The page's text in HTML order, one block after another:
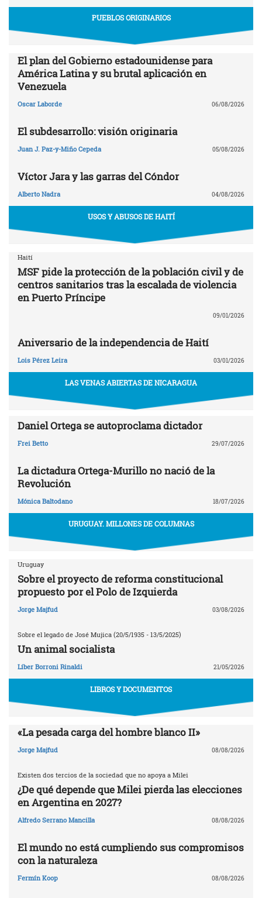
PUEBLOS ORIGINARIOS
El plan del Gobierno estadounidense para
América Latina y su brutal aplicación en
Venezuela
Oscar Laborde 06/08/2026
El subdesarrollo: visión originaria
Juan J. Paz-y-Miño Cepeda 05/08/2026
Víctor Jara y las garras del Cóndor
Alberto Nadra 04/08/2026
USOS Y ABUSOS DE HAITÍ
Haití
MSF pide la protección de la población civil y de
centros sanitarios tras la escalada de violencia
en Puerto Príncipe
09/01/2026
Aniversario de la independencia de Haití
Lois Pérez Leira 03/01/2026
LAS VENAS ABIERTAS DE NICARAGUA
Daniel Ortega se autoproclama dictador
Frei Betto 29/07/2026
La dictadura Ortega-Murillo no nació de la
Revolución
Mónica Baltodano 18/07/2026
URUGUAY. MILLONES DE COLUMNAS
Uruguay
Sobre el proyecto de reforma constitucional
propuesto por el Polo de Izquierda
Jorge Majfud 03/08/2026
Sobre el legado de José Mujica (20/5/1935 - 13/5/2025)
Un animal socialista
Líber Borroni Rinaldi 21/05/2026
LIBROS Y DOCUMENTOS
«La pesada carga del hombre blanco II»
Jorge Majfud 08/08/2026
Existen dos tercios de la sociedad que no apoya a Milei
¿De qué depende que Milei pierda las elecciones
en Argentina en 2027?
Alfredo Serrano Mancilla 08/08/2026
El mundo no está cumpliendo sus compromisos
con la naturaleza
Fermín Koop 08/08/2026